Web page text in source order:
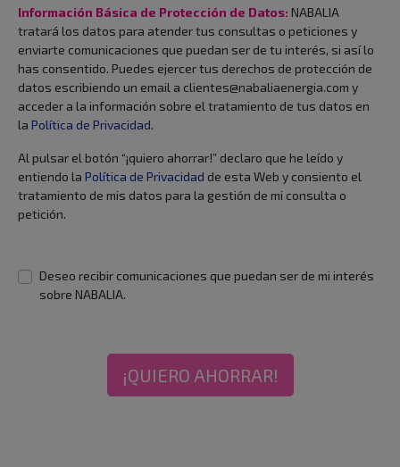
Información Básica de Protección de Datos: NABALIA
tratará los datos para atender tus consultas o peticiones y
enviarte comunicaciones que puedan ser de tu interés, si así lo
has consentido. Puedes ejercer tus derechos de protección de
datos escribiendo un email a clientes@nabaliaenergia.com y
acceder a la información sobre el tratamiento de tus datos en
la Política de Privacidad.
Al pulsar el botón “¡quiero ahorrar!” declaro que he leído y
entiendo la Política de Privacidad de esta Web y consiento el
tratamiento de mis datos para la gestión de mi consulta o
petición.
Deseo recibir comunicaciones que puedan ser de mi interés
sobre NABALIA.
¡QUIERO AHORRAR!